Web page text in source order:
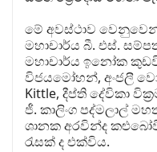
මේ අවස්ථාව
මහාචාර්ය බී. එස්.
මහාචාර්ය ඉනෝක
විජයමෝහන්, අංජලී
Kittle, දීප්ති දේවිකා
ජී. කාලිංග පද්මලාල්
ශානක අරවින්ද
රැසක් ද එක්විය.